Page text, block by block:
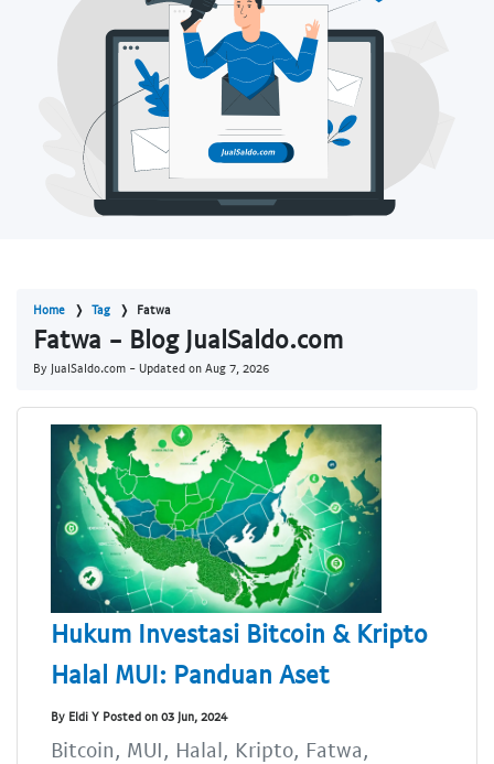
Home Tag Fatwa
Fatwa - Blog JualSaldo.com
By JualSaldo.com - Updated on Aug 7, 2026
Hukum Investasi Bitcoin & Kripto
Halal MUI: Panduan Aset
By Eldi Y Posted on 03 Jun, 2024
Bitcoin, MUI, Halal, Kripto, Fatwa,